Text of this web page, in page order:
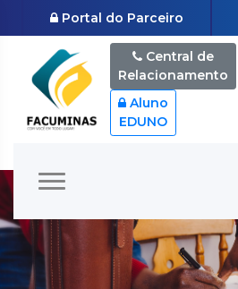
Portal do Parceiro
Central de
Relacionamento
Aluno
EDUNO